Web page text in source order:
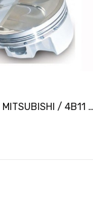
Pistons JE MITSUBISHI / 4B11 Ø87